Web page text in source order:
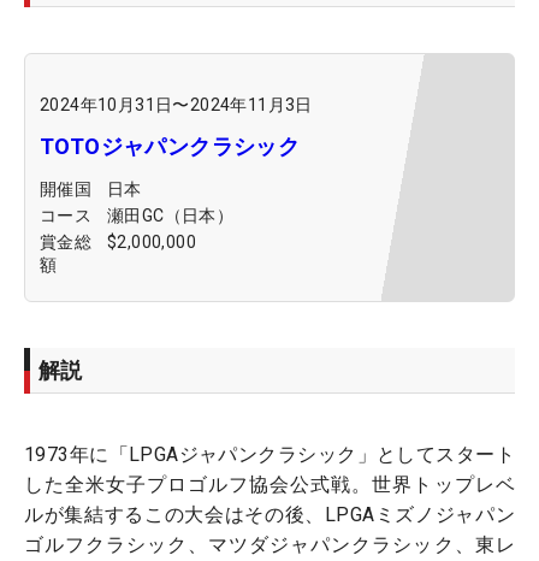
2024年10月31日〜2024年11月3日
TOTOジャパンクラシック
開催国
日本
コース
瀬田GC（日本）
賞金総
額
$2,000,000
解説
1973年に「LPGAジャパンクラシック」としてスタート
した全米女子プロゴルフ協会公式戦。世界トップレベ
ルが集結するこの大会はその後、LPGAミズノジャパン
ゴルフクラシック、マツダジャパンクラシック、東レ